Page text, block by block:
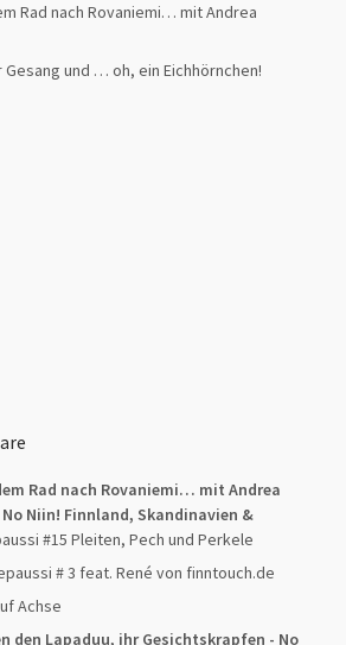
Rad nach Rovaniemi… mit Andrea
und … oh, ein Eichhörnchen!
Rad nach Rovaniemi… mit Andrea
Niin! Finnland, Skandinavien &
#15 Pleiten, Pech und Perkele
# 3 feat. René von finntouch.de
Achse
den Lapaduu, ihr Gesichtskrapfen - No